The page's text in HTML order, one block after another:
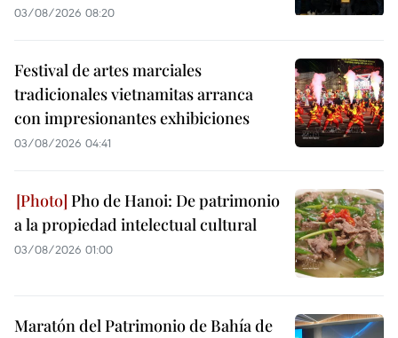
03/08/2026 08:20
Festival de artes marciales
tradicionales vietnamitas arranca
con impresionantes exhibiciones
03/08/2026 04:41
Pho de Hanoi: De patrimonio
a la propiedad intelectual cultural
03/08/2026 01:00
Maratón del Patrimonio de Bahía de